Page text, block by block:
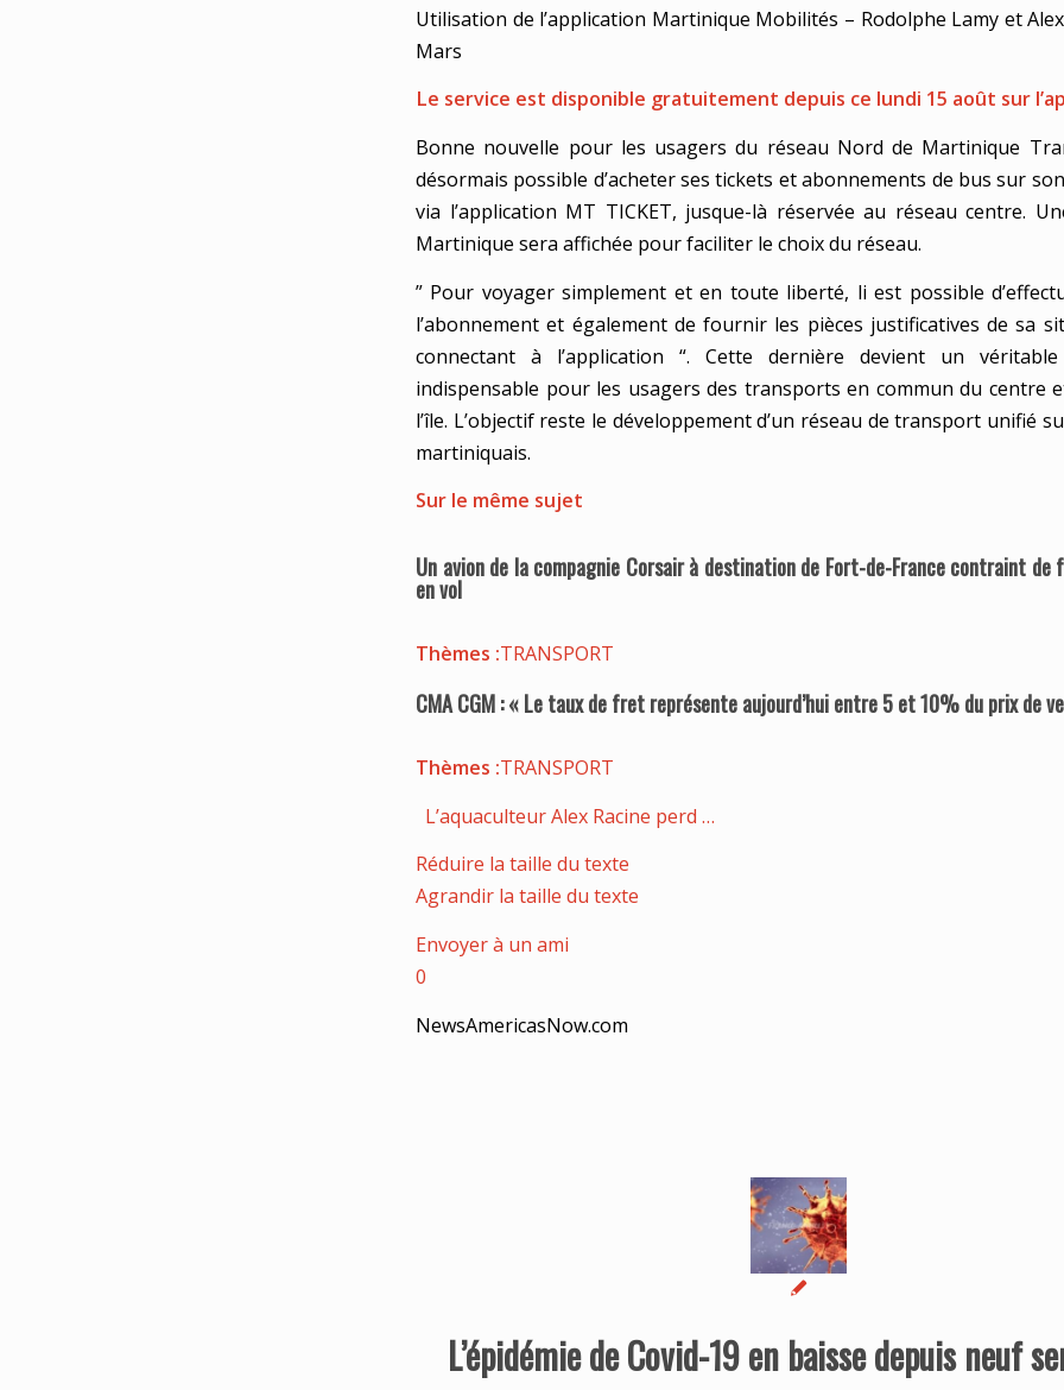
Utilisation de l’application Martinique Mobilités – Rodolphe Lamy et
Mars
Le service est disponible gratuitement depuis ce lundi 15 août sur
Bonne nouvelle pour les usagers du réseau Nord de Martinique
désormais possible d’acheter ses tickets et abonnements de bus sur
via l’application MT TICKET, jusque-là réservée au réseau centre.
Martinique sera affichée pour faciliter le choix du réseau.
” Pour voyager simplement et en toute liberté, li est possible
l’abonnement et également de fournir les pièces justificatives de sa
connectant à l’application “. Cette dernière devient un véritable
indispensable pour les usagers des transports en commun du centre
l’île. L’objectif reste le développement d’un réseau de transport unifié
martiniquais.
Sur le même sujet
Un avion de la compagnie Corsair à destination de Fort-de-France contraint
en vol
Thèmes :TRANSPORT
CMA CGM : « Le taux de fret représente aujourd’hui entre 5 et 10% du prix de
Thèmes :TRANSPORT
L’aquaculteur Alex Racine perd …
Réduire la taille du texte
Agrandir la taille du texte
Envoyer à un ami
0
NewsAmericasNow.com
L’épidémie de Covid-19 en baisse depuis neuf